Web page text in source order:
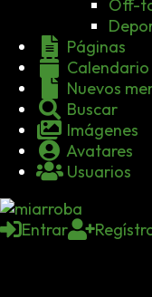
Off-
Páginas
Calendario
Nuevos
Buscar
Imágenes
Avatares
Usuarios
Entrar